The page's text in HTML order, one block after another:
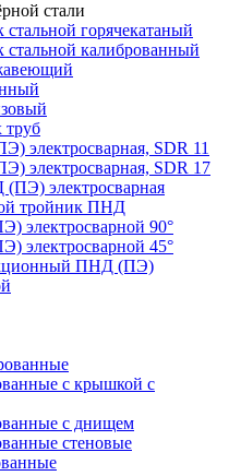
стали
горячекатаный
калиброванный
электросварная, SDR 11
электросварная, SDR 17
электросварная
тройник ПНД
электросварной 90°
электросварной 45°
ПНД (ПЭ)
с крышкой с
с днищем
стеновые